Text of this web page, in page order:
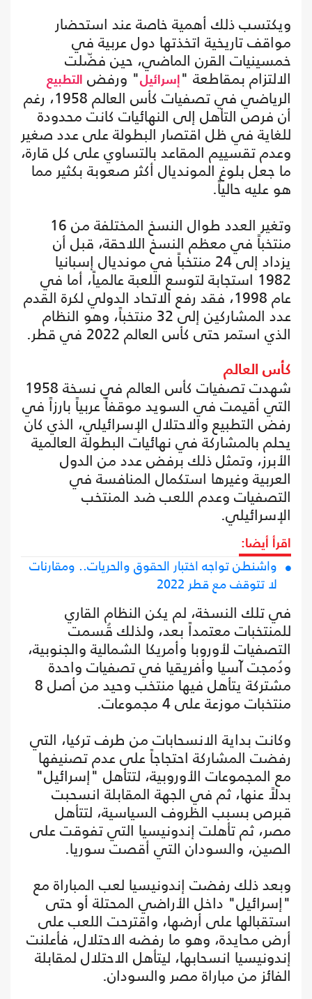
ويكتسب ذلك أهمية خاصة عند استحضار
مواقف تاريخية اتخذتها دول عربية في
خمسينيات القرن الماضي، حين فضّلت
الالتزام بمقاطعة " إسرائيل" ورفض التطبيع
الرياضي في تصفيات كأس العالم 1958، رغم
أن فرص التأهل إلى النهائيات كانت محدودة
للغاية في ظل اقتصار البطولة على عدد صغير
وعدم تقسييم المقاعد بالتساوي على كل قارة،
ما جعل بلوغ المونديال أكثر صعوبة بكثير مما
هو عليه حالياً.
وتغير العدد طوال النسخ المختلفة من 16
منتخباً في معظم النسخ اللاحقة، قبل أن
يزداد إلى 24 منتخباً في مونديال إسبانيا
1982 استجابة لتوسع اللعبة عالمياً، أما في
عام 1998، فقد رفع الاتحاد الدولي لكرة القدم
عدد المشاركين إلى 32 منتخباً، وهو النظام
الذي استمر حتى كأس العالم 2022 في قطر.
كأس العالم
شهدت تصفيات كأس العالم في نسخة 1958
التي أقيمت في السويد موقفاً عربياً بارزاً في
رفض التطبيع والاحتلال الإسرائيلي، الذي كان
يحلم بالمشاركة في نهائيات البطولة العالمية
الأبرز، وتمثل ذلك برفض عدد من الدول
العربية وغيرها استكمال المنافسة في
التصفيات وعدم اللعب ضد المنتخب
الإسرائيلي.
اقرأ أيضا:
واشنطن تواجه اختبار الحقوق والحريات.. ومقارنات
لا تتوقف مع قطر 2022
في تلك النسخة، لم يكن النظام القاري
للمنتخبات معتمداً بعد، ولذلك قُسمت
التصفيات لأوروبا وأمريكا الشمالية والجنوبية،
ودُمجت آسيا وأفريقيا في تصفيات واحدة
مشتركة يتأهل فيها منتخب وحيد من أصل 8
منتخبات موزعة على 4 مجموعات.
وكانت بداية الانسحابات من طرف تركيا، التي
رفضت المشاركة احتجاجاً على عدم تصنيفها
مع المجموعات الأوروبية، لتتأهل "إسرائيل"
بدلاً عنها، ثم في الجهة المقابلة انسحبت
قبرص بسبب الظروف السياسية، لتتأهل
مصر، ثم تأهلت إندونيسيا التي تفوقت على
الصين، والسودان التي أقصت سوريا.
وبعد ذلك رفضت إندونيسيا لعب المباراة مع
"إسرائيل" داخل الأراضي المحتلة أو حتى
استقبالها على أرضها، واقترحت اللعب على
أرض محايدة، وهو ما رفضه الاحتلال، فأعلنت
إندونيسيا انسحابها، ليتأهل الاحتلال لمقابلة
الفائز من مباراة مصر والسودان.